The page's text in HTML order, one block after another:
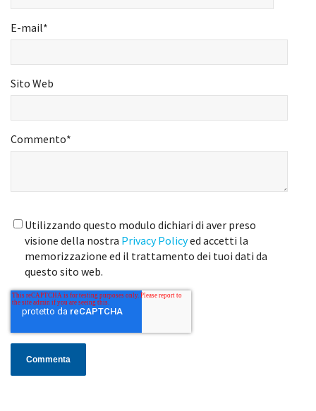
E-mail*
Sito Web
Commento*
Utilizzando questo modulo dichiari di aver preso
visione della nostra Privacy Policyed accetti la
memorizzazione ed il trattamento dei tuoi dati da
questo sito web.